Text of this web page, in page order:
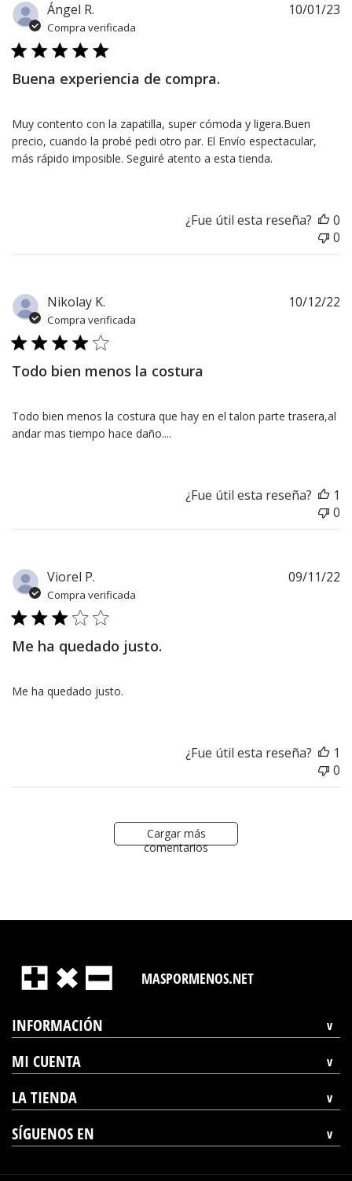
Ángel R.
Compra verificada
Buena experiencia de compra.
Muy contento con la zapatilla, super cómoda y ligera.Buen
precio, cuando la probé pedi otro par. El Envío espectacular,
más rápido imposible. Seguiré atento a esta tienda.
10/01/23
¿Fue útil esta reseña?
0
0
Nikolay K.
Compra verificada
Todo bien menos la costura
Todo bien menos la costura que hay en el talon parte trasera,al
andar mas tiempo hace daño....
10/12/22
¿Fue útil esta reseña?
1
0
Viorel P.
Compra verificada
Me ha quedado justo.
Me ha quedado justo.
09/11/22
¿Fue útil esta reseña?
1
0
Cargar más
comentarios
MASPORMENOS.NET
INFORMACIÓN
MI CUENTA
LA TIENDA
SÍGUENOS EN